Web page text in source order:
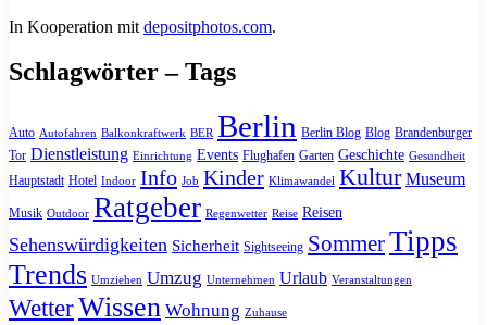
In Kooperation mit depositphotos.com.
Schlagwörter – Tags
Auto Autofahren Balkonkraftwerk BER Berlin Berlin Blog Blog Brandenburger
Tor Dienstleistung Einrichtung Events Flughafen Garten Geschichte Gesundheit
Hauptstadt Hotel Indoor Info Job Kinder Klimawandel Kultur Museum
Musik Outdoor Ratgeber Regenwetter Reise Reisen
Sehenswürdigkeiten Sicherheit Sightseeing SommerTipps
Trends Umziehen Umzug Unternehmen Urlaub Veranstaltungen
WetterWissen Wohnung Zuhause